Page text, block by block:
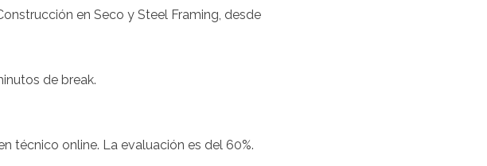
en Seco y Steel Framing, desde
de break.
técnico online. La evaluación es del 60%.